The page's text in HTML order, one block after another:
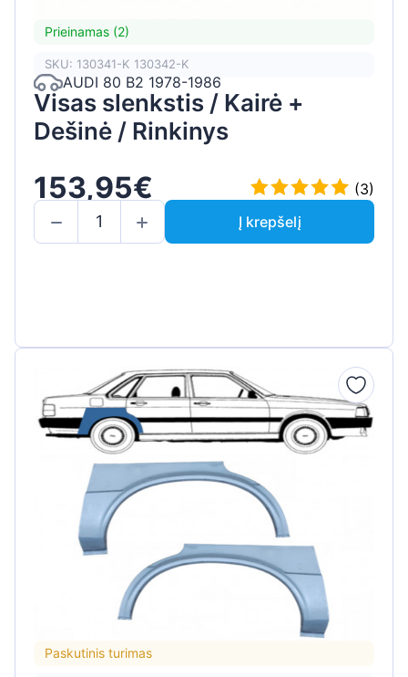
Prieinamas (2)
SKU: 130341-K 130342-K
AUDI 80 B2 1978-1986
Visas slenkstis / Kairė +
Dešinė / Rinkinys
153,95€
(3)
Į krepšelį
Paskutinis turimas